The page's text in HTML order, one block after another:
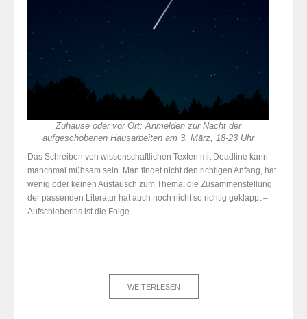
Zuhause oder vor Ort: Anmelden zur Nacht der
aufgeschobenen Hausarbeiten am 3. März, 18-23 Uhr
Das Schreiben von wissenschaftlichen Texten mit Deadline kann
manchmal mühsam sein. Man findet nicht den richtigen Anfang, hat
wenig oder keinen Austausch zum Thema, die Zusammenstellung
der passenden Literatur hat auch noch nicht so richtig geklappt –
Aufschieberitis ist die Folge…
WEITERLESEN